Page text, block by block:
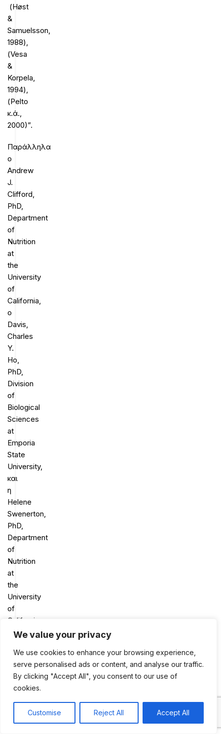
We value your privacy
We use cookies to enhance your browsing experience,
serve personalised ads or content, and analyse our traffic.
By clicking "Accept All", you consent to our use of
cookies.
Customise Reject All Accept All
(Høst
&
Samuelsson,
1988),
(Vesa
&
Korpela,
1994),
(Pelto
κ.ά.,
2000)”.
Παράλληλα
ο
Andrew
J.
Clifford,
PhD,
Department
of
Nutrition
at
the
University
of
California,
ο
Davis,
Charles
Y.
Ho,
PhD,
Division
of
Biological
Sciences
at
Emporia
State
University,
και
η
Helene
Swenerton,
PhD,
Department
of
Nutrition
at
the
University
of
California
at
έγραψαν
στο
άρθρο
τους
“Homogenized
Bovine
Milk
0